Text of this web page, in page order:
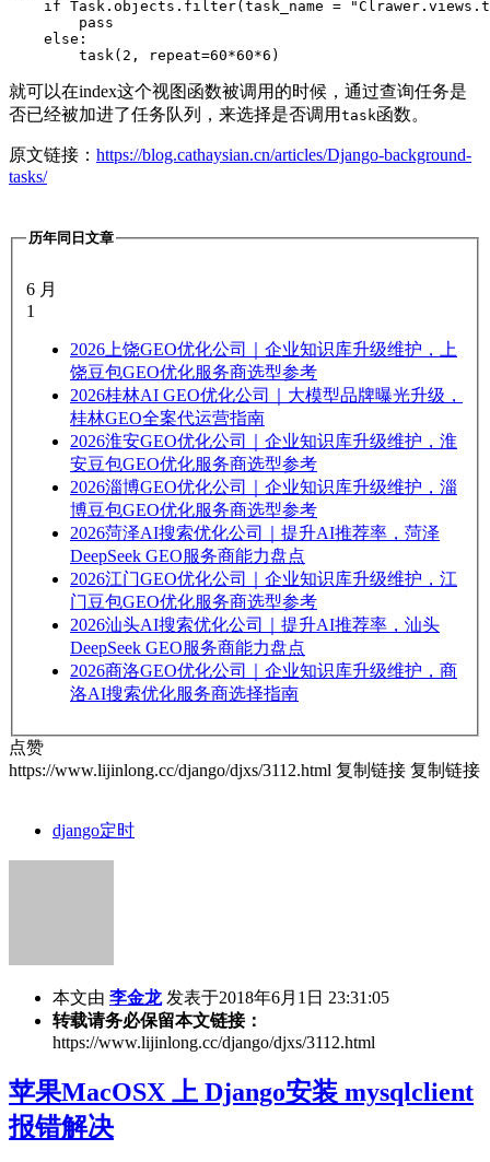
if Task . objects . filter( task_name =
pass
else :
        task
( 2 , repeat=60*60*6 )
就可以在index这个视图函数被调用的时候，通过查询任务是
否已经被加进了任务队列，来选择是否调用 task函数。
原文链接： https://blog.cathaysian.cn/articles/Django-background-
tasks/
历年同日文章
6 月
1
2026 上饶GEO优化公司｜企业知识库升级维护，上
饶豆包GEO优化服务商选型参考
2026桂林AI GEO优化公司｜大模型品牌曝光升级，
桂林GEO全案代运营指南
2026淮安GEO优化公司｜企业知识库升级维护，淮
安豆包GEO优化服务商选型参考
2026淄博GEO优化公司｜企业知识库升级维护，淄
博豆包GEO优化服务商选型参考
2026菏泽AI搜索优化公司｜提升AI推荐率，菏泽
DeepSeek GEO服务商能力盘点
2026江门GEO优化公司｜企业知识库升级维护，江
门豆包GEO优化服务商选型参考
2026汕头AI搜索优化公司｜提升AI推荐率，汕头
DeepSeek GEO服务商能力盘点
2026商洛GEO优化公司｜企业知识库升级维护，商
洛AI搜索优化服务商选择指南
点赞
https://www.lijinlong.cc/django/djxs/3112.html 复制链接 复制链接
django定时
本文由 李金龙 发表于2018年6月1日 23:31:05
转载请务必保留本文链接：
https://www.lijinlong.cc/django/djxs/3112.html
苹果MacOSX 上 Django安装 mysqlclient
报错解决